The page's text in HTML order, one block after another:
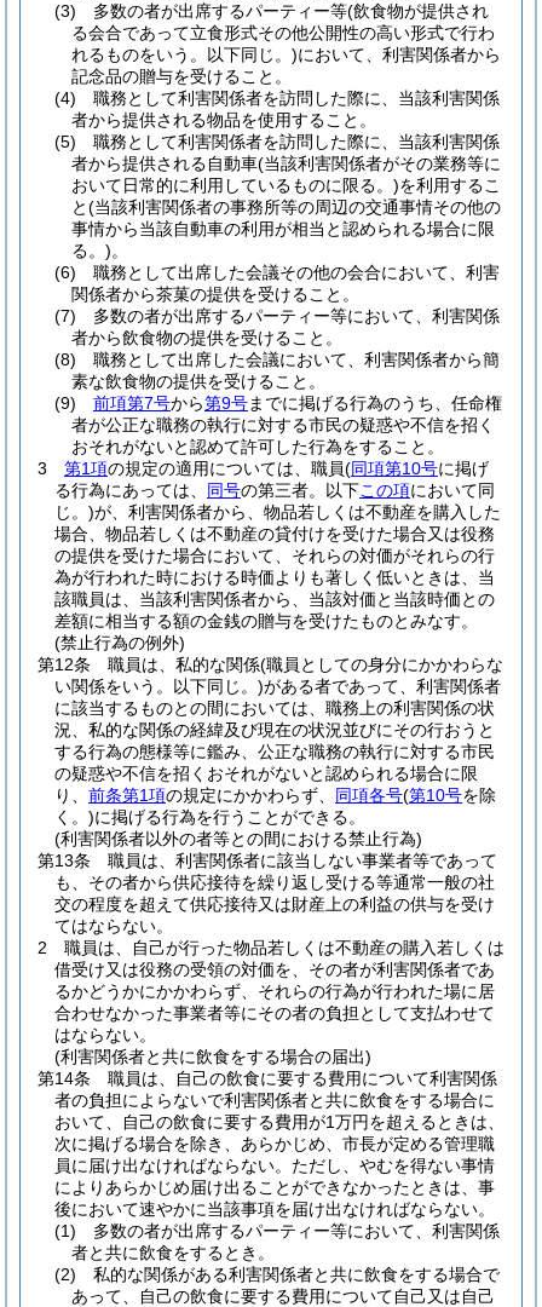
(3)
多数の者が出席するパーティー等(飲食物が提供され
る会合であって立食形式その他公開性の高い形式で行わ
れるものをいう。以下同じ。)において、利害関係者から
記念品の贈与を受けること。
(4)
職務として利害関係者を訪問した際に、当該利害関係
者から提供される物品を使用すること。
(5)
職務として利害関係者を訪問した際に、当該利害関係
者から提供される自動車(当該利害関係者がその業務等に
おいて日常的に利用しているものに限る。)を利用するこ
と(当該利害関係者の事務所等の周辺の交通事情その他の
事情から当該自動車の利用が相当と認められる場合に限
る。)。
(6)
職務として出席した会議その他の会合において、利害
関係者から茶菓の提供を受けること。
(7)
多数の者が出席するパーティー等において、利害関係
者から飲食物の提供を受けること。
(8)
職務として出席した会議において、利害関係者から簡
素な飲食物の提供を受けること。
(9)
前項第7号から第9号までに掲げる行為のうち、任命権
者が公正な職務の執行に対する市民の疑惑や不信を招く
おそれがないと認めて許可した行為をすること。
3
第1項の規定の適用については、職員(同項第10号に掲げ
る行為にあっては、 同号の第三者。以下この項において同
じ。)が、利害関係者から、物品若しくは不動産を購入した
場合、物品若しくは不動産の貸付けを受けた場合又は役務
の提供を受けた場合において、それらの対価がそれらの行
為が行われた時における時価よりも著しく低いときは、当
該職員は、当該利害関係者から、当該対価と当該時価との
差額に相当する額の金銭の贈与を受けたものとみなす。
(禁止行為の例外)
第12条
職員は、私的な関係(職員としての身分にかかわらな
い関係をいう。以下同じ。)がある者であって、利害関係者
に該当するものとの間においては、職務上の利害関係の状
況、私的な関係の経緯及び現在の状況並びにその行おうと
する行為の態様等に鑑み、公正な職務の執行に対する市民
の疑惑や不信を招くおそれがないと認められる場合に限
り、 前条第1項の規定にかかわらず、 同項各号(第10号を除
く。)に掲げる行為を行うことができる。
(利害関係者以外の者等との間における禁止行為)
第13条
職員は、利害関係者に該当しない事業者等であって
も、その者から供応接待を繰り返し受ける等通常一般の社
交の程度を超えて供応接待又は財産上の利益の供与を受け
てはならない。
2
職員は、自己が行った物品若しくは不動産の購入若しくは
借受け又は役務の受領の対価を、その者が利害関係者であ
るかどうかにかかわらず、それらの行為が行われた場に居
合わせなかった事業者等にその者の負担として支払わせて
はならない。
(利害関係者と共に飲食をする場合の届出)
第14条
職員は、自己の飲食に要する費用について利害関係
者の負担によらないで利害関係者と共に飲食をする場合に
おいて、自己の飲食に要する費用が1万円を超えるときは、
次に掲げる場合を除き、あらかじめ、市長が定める管理職
員に届け出なければならない。 ただし、やむを得ない事情
によりあらかじめ届け出ることができなかったときは、事
後において速やかに当該事項を届け出なければならない。
(1)
多数の者が出席するパーティー等において、利害関係
者と共に飲食をするとき。
(2)
私的な関係がある利害関係者と共に飲食をする場合で
あって、自己の飲食に要する費用について自己又は自己